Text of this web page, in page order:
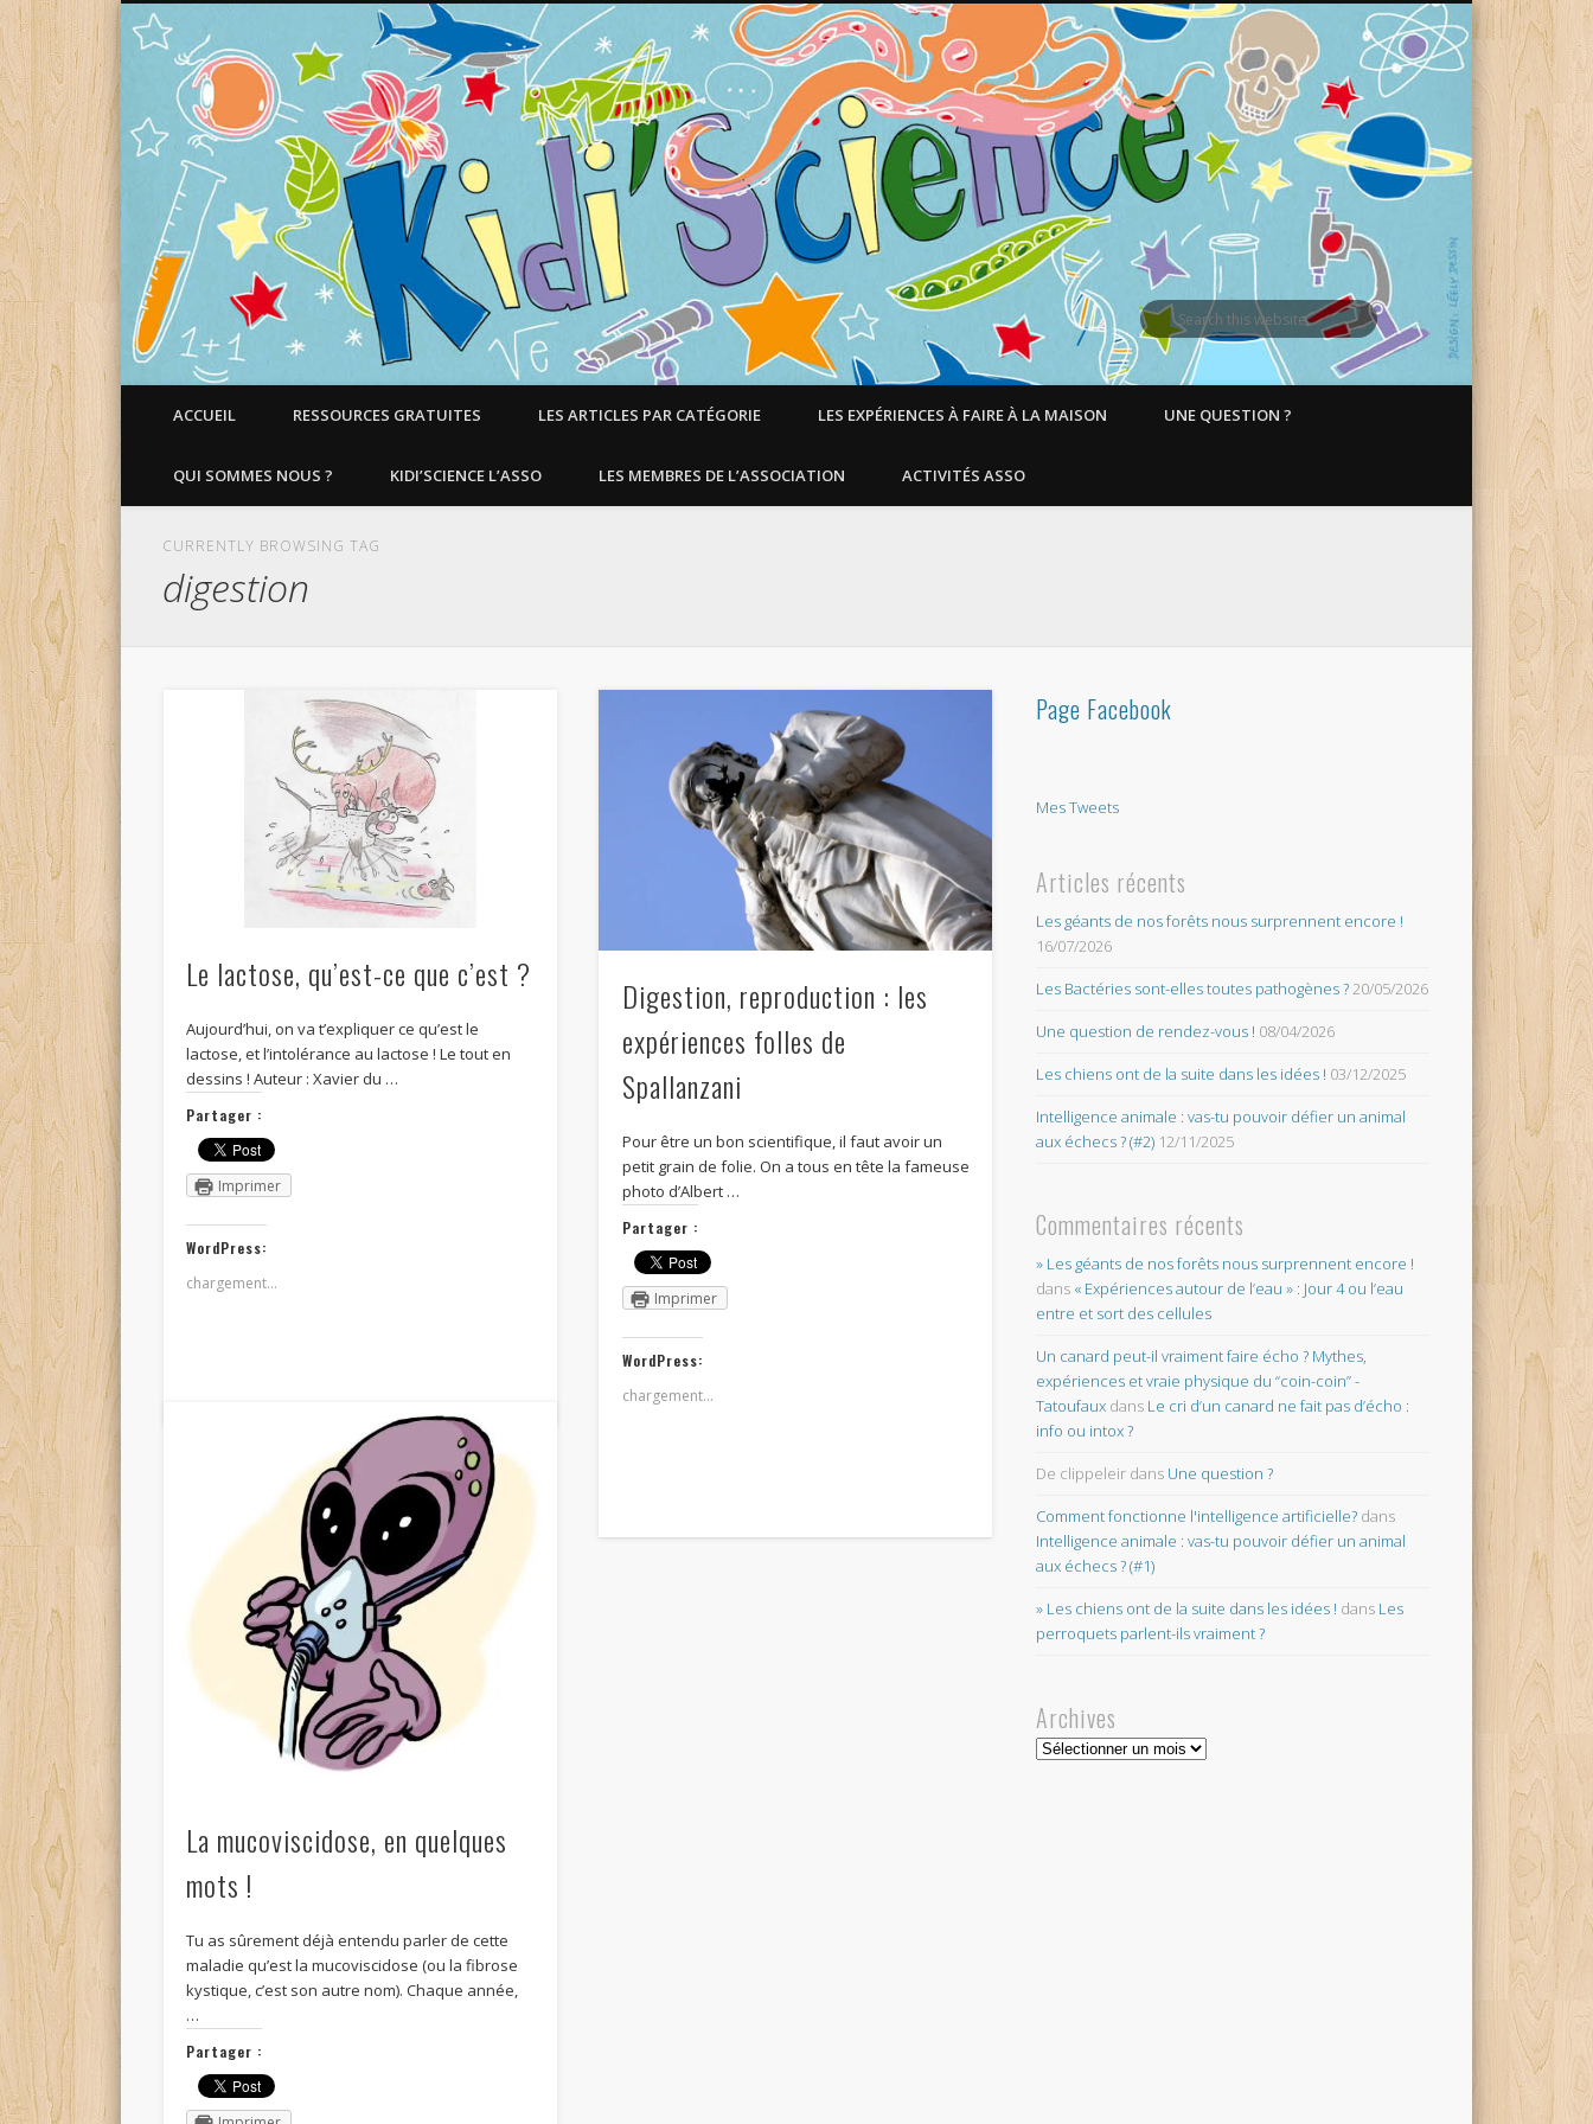
Faire aimer les Sciences aux Enfants !
ACCUEIL RESSOURCES GRATUITES LES ARTICLES PAR CATÉGORIE LES EXPÉRIENCES À FAIRE À LA MAISON UNE QUESTION ?
QUI SOMMES NOUS ? KIDI’SCIENCE L’ASSO LES MEMBRES DE L’ASSOCIATION ACTIVITÉS ASSO
CURRENTLY BROWSING TAG
digestion
Le lactose, qu’est-ce que c’est ?
Aujourd’hui, on va t’expliquer ce qu’est le
lactose, et l’intolérance au lactose ! Le tout en
dessins ! Auteur : Xavier du …
Partager :
Imprimer
WordPress:
chargement…
Digestion, reproduction : les
expériences folles de
Spallanzani
Pour être un bon scientifique, il faut avoir un
petit grain de folie. On a tous en tête la fameuse
photo d’Albert …
Partager :
Imprimer
WordPress:
chargement…
La mucoviscidose, en quelques
mots !
Tu as sûrement déjà entendu parler de cette
maladie qu’est la mucoviscidose (ou la fibrose
kystique, c’est son autre nom). Chaque année,
…
Partager :
Page Facebook
Mes Tweets
Articles récents
Les géants de nos forêts nous surprennent encore !
16/07/2026
Les Bactéries sont-elles toutes pathogènes ?20/05/2026
Une question de rendez-vous ! 08/04/2026
Les chiens ont de la suite dans les idées ! 03/12/2025
Intelligence animale : vas-tu pouvoir défier un animal
aux échecs ? (#2) 12/11/2025
Commentaires récents
» Les géants de nos forêts nous surprennent encore !
dans « Expériences autour de l’eau » : Jour 4 ou l’eau
entre et sort des cellules
Un canard peut-il vraiment faire écho ? Mythes,
expériences et vraie physique du “coin-coin” -
Tatoufaux dans Le cri d’un canard ne fait pas d’écho :
info ou intox ?
De clippeleir dans Une question ?
Comment fonctionne l'intelligence artificielle? dans
Intelligence animale : vas-tu pouvoir défier un animal
aux échecs ? (#1)
» Les chiens ont de la suite dans les idées ! dans Les
perroquets parlent-ils vraiment ?
Archives
Archives